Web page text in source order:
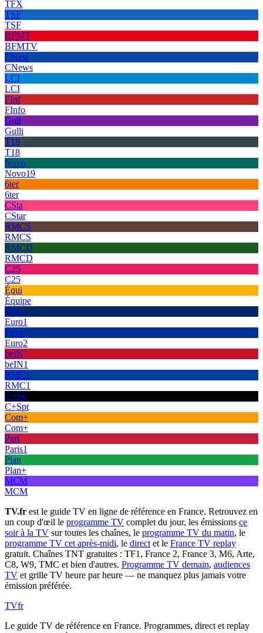
TFX
TSF
TSF
BFMT
BFMTV
CNew
CNews
LCI
LCI
FInf
FInfo
Gull
Gulli
T18
T18
Novo
Novo19
6ter
6ter
CSta
CStar
RMCS
RMCS
RMCD
RMCD
C25
C25
Équi
Équipe
Euro
Euro1
Euro
Euro2
beIN
beIN1
RMC1
RMC1
C+Sp
C+Spt
Com+
Com+
Pari
Paris1
Plan
Plan+
MCM
MCM
TV.fr est le guide TV en ligne de référence en France. Retrouvez en
un coup d'œil le programme TV complet du jour, les émissions ce
soir à la TV sur toutes les chaînes, le programme TV du matin, le
programme TV cet après-midi, le direct et le France TV replay
gratuit. Chaînes TNT gratuites : TF1, France 2, France 3, M6, Arte,
C8, W9, TMC et bien d'autres. Programme TV demain, audiences
TV et grille TV heure par heure — ne manquez plus jamais votre
émission préférée.
TVfr
Le guide TV de référence en France. Programmes, direct et replay